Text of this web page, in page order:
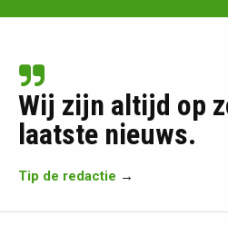
Wij zijn altijd op
laatste nieuws.
Tip de redactie →